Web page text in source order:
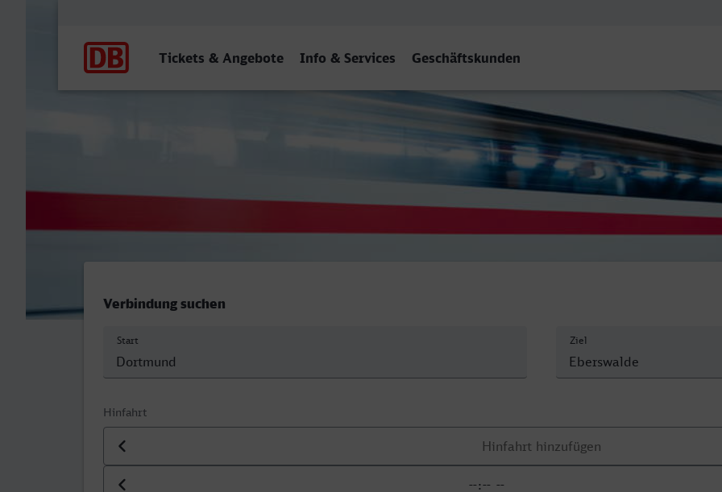
Tickets & Angebote Info & Services Geschäftskunden
Dortmund Hbf - Eberswalde Hbf
Verbindung suchen
Start Ziel
Hinfahrt
Datum der Hinfahrt
Uhrzeit der Hinfahrt